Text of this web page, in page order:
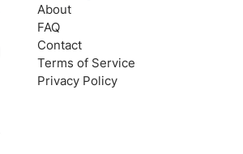
About
FAQ
Contact
Terms of Service
Privacy Policy